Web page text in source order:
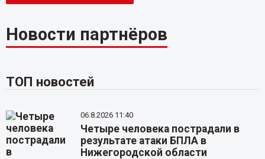
Новости партнёров
ТОП новостей
06.8.2026 11:40
Четыре человека пострадали в
результате атаки БПЛА в
Нижегородской области